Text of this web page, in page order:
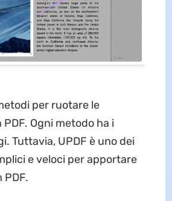
per ruotare le
Ogni metodo ha i
Tuttavia, UPDF è uno dei
e veloci per apportare
PDF.